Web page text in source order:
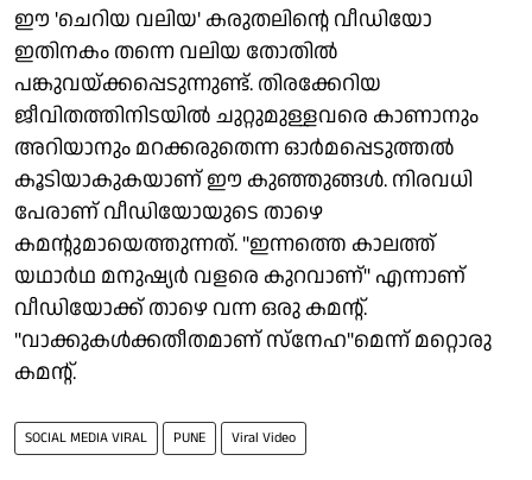
ഈ 'ചെറിയ വലിയ' കരുതലിൻ്റെ വീഡിയോ
ഇതിനകം തന്നെ വലിയ തോതിൽ
പങ്കുവയ്ക്കപ്പെടുന്നുണ്ട്. തിരക്കേറിയ
ജീവിതത്തിനിടയിൽ ചുറ്റുമുള്ളവരെ കാണാനും
അറിയാനും മറക്കരുതെന്ന ഓർമപ്പെടുത്തൽ
കൂടിയാകുകയാണ് ഈ കുഞ്ഞുങ്ങൾ. നിരവധി
പേരാണ് വീഡിയോയുടെ താഴെ
കമൻ്റുമായെത്തുന്നത്. "ഇന്നത്തെ കാലത്ത്
യഥാർഥ മനുഷ്യർ വളരെ കുറവാണ്" എന്നാണ്
വീഡിയോക്ക് താഴെ വന്ന ഒരു കമൻ്റ്.
"വാക്കുകൾക്കതീതമാണ് സ്നേഹ"മെന്ന് മറ്റൊരു
കമൻ്റ്.
SOCIAL MEDIA VIRAL PUNE Viral Video